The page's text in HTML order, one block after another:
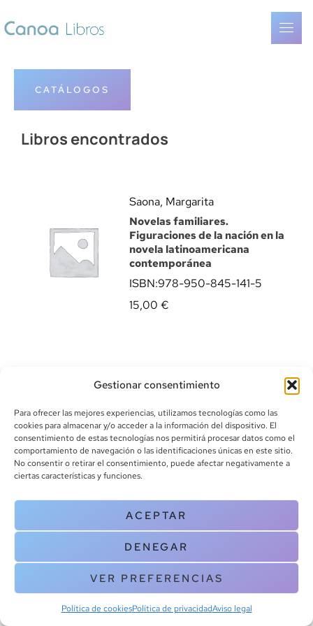
Gestionar consentimiento
Para ofrecer las mejores experiencias, utilizamos tecnologías como las
cookies para almacenar y/o acceder a la información del dispositivo. El
consentimiento de estas tecnologías nos permitirá procesar datos como el
comportamiento de navegación o las identificaciones únicas en este sitio.
No consentir o retirar el consentimiento, puede afectar negativamente a
ciertas características y funciones.
ACEPTAR
DENEGAR
VER PREFERENCIAS
Política de cookiesPolítica de privacidadAviso legal
CATÁLOGOS
Libros encontrados
Saona, Margarita
Novelas familiares.
Figuraciones de la nación en la
novela latinoamericana
contemporánea
ISBN:978-950-845-141-5
15,00 €
info@canoalibros.com
pedidos@canoalibros.com
+34 934 242 391
CONTACTO
Copyright © 2025 Canoa Libros. All Rights Reserved |
cookies
| Aviso legal